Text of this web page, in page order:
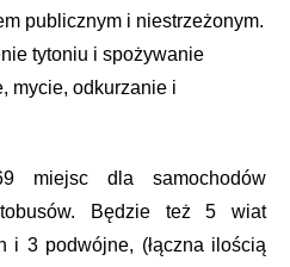
publicznym i niestrzeżonym.
tytoniu i spożywanie
mycie, odkurzanie i
miejsc dla samochodów
Będzie też 5 wiat
i 3 podwójne, (łączna ilością